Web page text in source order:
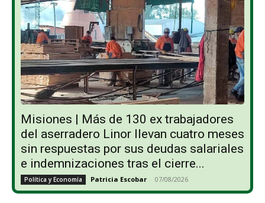
Misiones | Más de 130 ex trabajadores
del aserradero Linor llevan cuatro meses
sin respuestas por sus deudas salariales
e indemnizaciones tras el cierre...
Política y Economía Patricia Escobar - 07/08/2026